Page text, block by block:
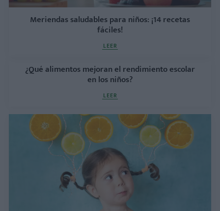
Meriendas saludables para niños: ¡14 recetas
fáciles!
LEER
¿Qué alimentos mejoran el rendimiento escolar
en los niños?
LEER